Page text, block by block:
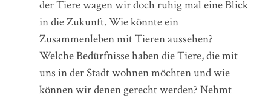
der Tiere wagen wir doch ruhig mal eine Blick
in die Zukunft. Wie könnte ein
Zusammenleben mit Tieren aussehen?
Welche Bedürfnisse haben die Tiere, die mit
uns in der Stadt wohnen möchten und wie
können wir denen gerecht werden? Nehmt